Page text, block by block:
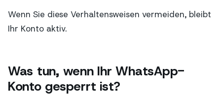
Wenn Sie diese Verhaltensweisen vermeiden, bleibt
Ihr Konto aktiv.
Was tun, wenn Ihr WhatsApp-
Konto gesperrt ist?